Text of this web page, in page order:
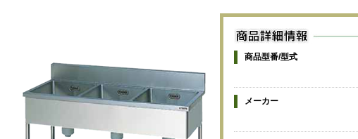
商品型番/型式
メーカー